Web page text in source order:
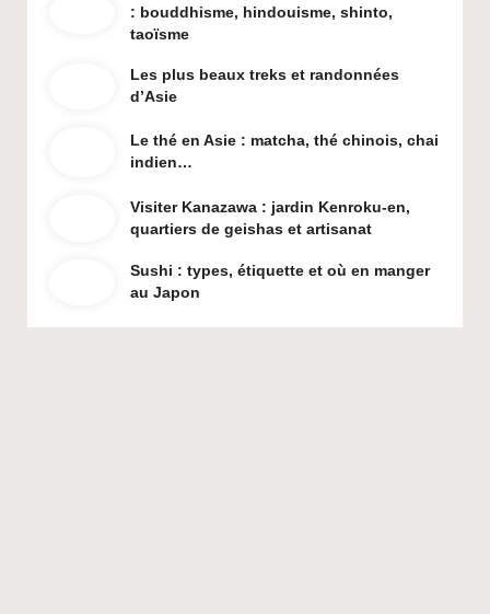
: bouddhisme, hindouisme, shinto,
taoïsme
Les plus beaux treks et randonnées
d’Asie
Le thé en Asie : matcha, thé chinois, chai
indien…
Visiter Kanazawa : jardin Kenroku-en,
quartiers de geishas et artisanat
Sushi : types, étiquette et où en manger
au Japon